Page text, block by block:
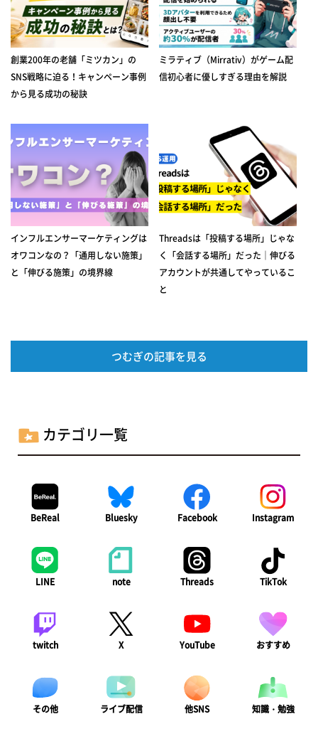
創業200年の老舗「ミツカン」の
SNS戦略に迫る！キャンペーン事例
から見る成功の秘訣
ミラティブ（Mirrativ）がゲーム配
信初心者に優しすぎる理由を解説
インフルエンサーマーケティングは
オワコンなの？「通用しない施策」
と「伸びる施策」の境界線
Threadsは「投稿する場所」じゃな
く「会話する場所」だった｜伸びる
アカウントが共通してやっているこ
と
つむぎの記事を見る
カテゴリ一覧
BeReal Bluesky Facebook Instagram
LINE note Threads TikTok
twitch X YouTube おすすめ
その他 ライブ配信 他SNS 知識・勉強